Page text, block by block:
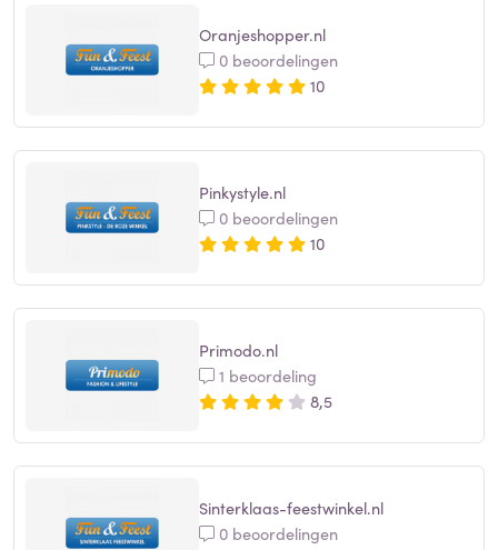
Oranjeshopper.nl
0 beoordelingen
10
Pinkystyle.nl
0 beoordelingen
10
Primodo.nl
1 beoordeling
8,5
Sinterklaas-feestwinkel.nl
0 beoordelingen